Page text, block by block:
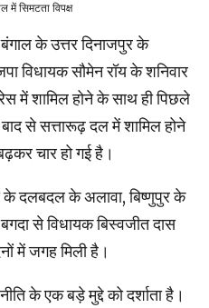
सिमटता विपक्ष
के उत्तर दिनाजपुर के
विधायक सौमेन रॉय के शनिवार
में शामिल होने के साथ ही पिछले
से सत्तारूढ़ दल में शामिल होने
चार हो गई है।
दलबदल के अलावा, बिष्णुपुर के
से विधायक बिस्वजीत दास
में जगह मिली है।
के एक बड़े मुद्दे को दर्शाता है।